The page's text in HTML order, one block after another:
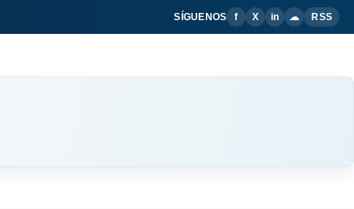
SÍGUENOS f X in ☁ RSS